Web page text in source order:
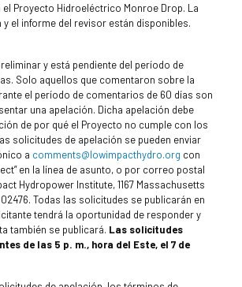
Proyecto Hidroeléctrico Monroe Drop. La
el informe del revisor están disponibles.
y está pendiente del período de
Solo aquellos que comentaron sobre la
el período de comentarios de 60 días son
una apelación. Dicha apelación debe
de por qué el Proyecto no cumple con los
solicitudes de apelación se pueden enviar
a comments@lowimpacthydro.org con
en la línea de asunto, o por correo postal
Hydropower Institute, 1167 Massachusetts
Todas las solicitudes se publicarán en
tendrá la oportunidad de responder y
también se publicará. Las solicitudes
de las 5 p. m., hora del Este, el 7 de